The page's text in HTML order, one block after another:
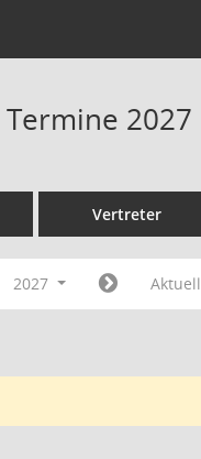
2027
Vertreter
2027 Aktuell